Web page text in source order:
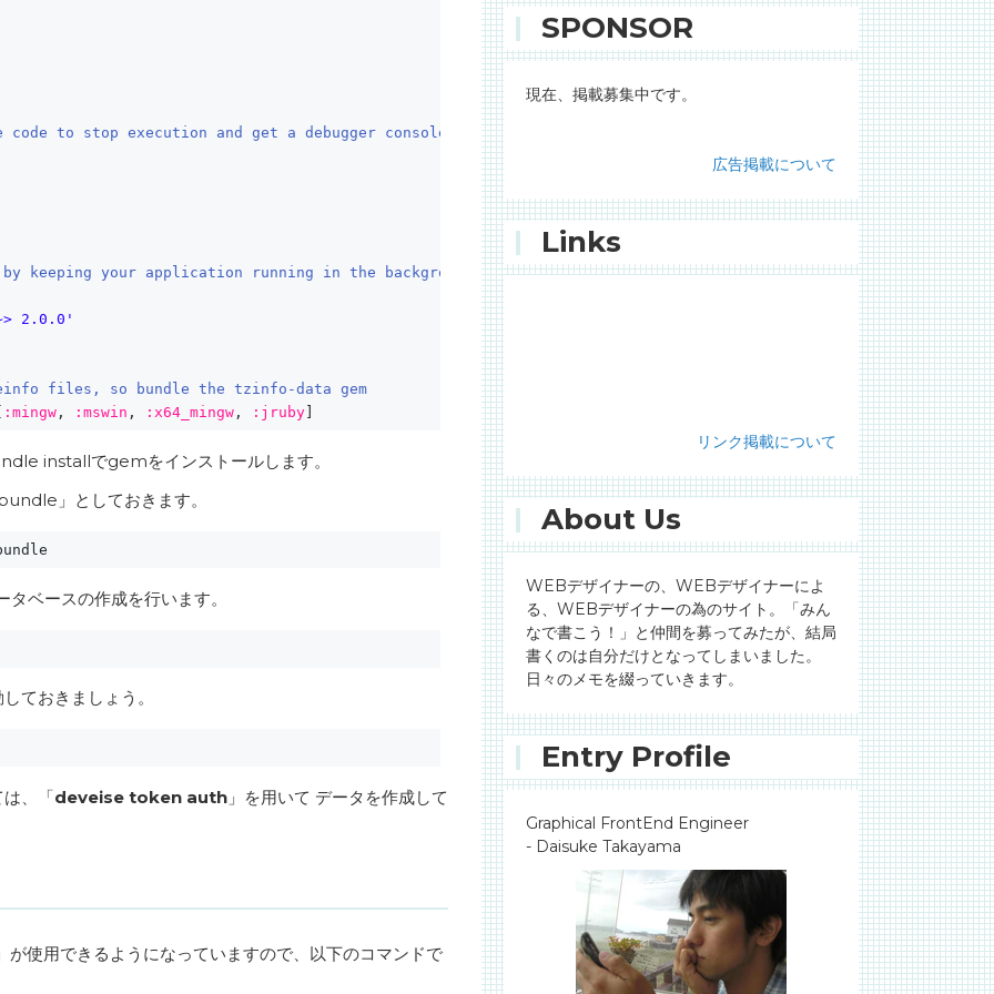
to stop execution and get a debugger console
by keeping your application running in the background. Read more: https://github.com/rails/spring
2.0.0'
files, so bundle the tzinfo-data gem
:mingw, :mswin , :x64_mingw, :jruby]
installでgemをインストールします。
」としておきます。
ベースの作成を行います。
ておきましょう。
、「deveise token auth 」を用いて データを作成して
使用できるようになっていますので、以下のコマンドで
SPONSOR
現在、掲載募集中です。
広告掲載について
Links
リンク掲載について
About Us
WEBデザイナーの、WEBデザイナーによ
る、WEBデザイナーの為のサイト。「みん
なで書こう！」と仲間を募ってみたが、結局
書くのは自分だけとなってしまいました。
日々のメモを綴っていきます。
Entry Profile
Graphical FrontEnd Engineer
- Daisuke Takayama